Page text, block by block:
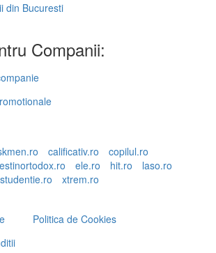
din Bucuresti
Companii:
calificativ.ro
copilul.ro
ele.ro hit.ro
laso.ro
studentie.ro xtrem.ro
Politica de Cookies